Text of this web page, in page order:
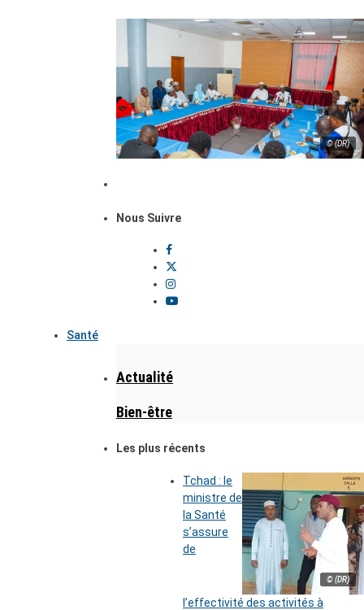
© (DR)
Nous Suivre
Santé
Actualité
Bien-être
Les plus récents
© (DR)
Tchad : le
ministre de
la Santé
s’assure
de
l’effectivité des activités à